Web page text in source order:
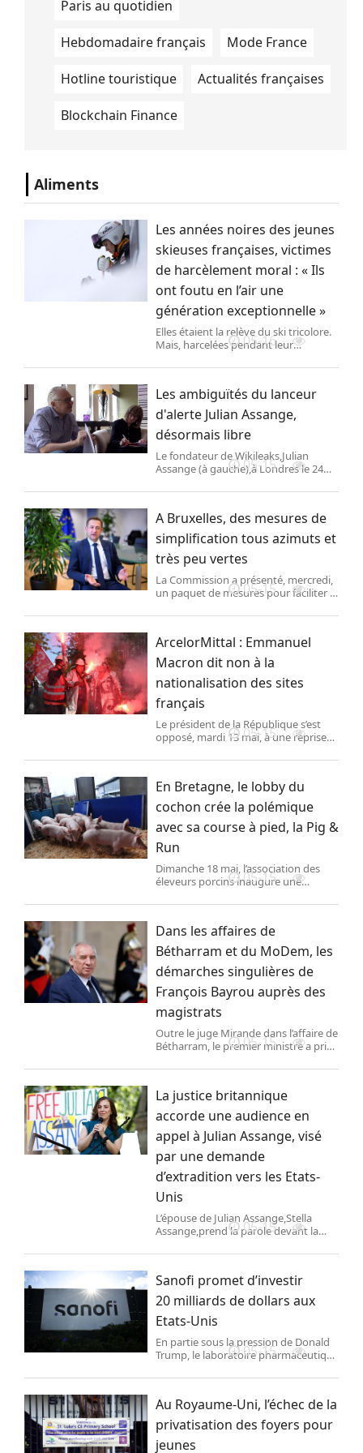
Paris au quotidien
Hebdomadaire français Mode France
Hotline touristique Actualités françaises
Blockchain Finance
Aliments
Les années noires des jeunes
skieuses françaises, victimes
de harcèlement moral : « Ils
ont foutu en l’air une
génération exceptionnelle »
Elles étaient la relève du ski tricolore.
Mais, harcelées pendant leur
Fédération française de ski étaient
carrières entravées, voire détruites.
05-16
Les ambiguïtés du lanceur
d'alerte Julian Assange,
désormais libre
Le fondateur de Wikileaks,Julian
Assange (à gauche),à Londres le 24
Assange,détenu au Royaume-Uni,est
pour avoir révélé d
05-15
A Bruxelles, des mesures de
simplification tous azimuts et
très peu vertes
La Commission a présenté, mercredi,
un paquet de mesures pour faciliter la
notamment de supprimer le lien qui
commune et le pacte vert.
05-15
ArcelorMittal : Emmanuel
Macron dit non à la
nationalisation des sites
français
Le président de la République s’est
opposé, mardi 13 mai, à une reprise
français, réclamée par les partis de
l’annonce d’un plan de suppression de
postes dans l’Hexagone. Pour lui, la
réponse à la crise industrielle de l’acier
doit être européenne.
05-15
En Bretagne, le lobby du
cochon crée la polémique
avec sa course à pied, la Pig &
Run
Dimanche 18 mai, l’association des
éleveurs porcins inaugure une
Une pétition appelle au boycott de
critiquée de l’élevage industriel.
05-15
Dans les affaires de
Bétharram et du MoDem, les
démarches singulières de
François Bayrou auprès des
magistrats
Outre le juge Mirande dans l’affaire de
Bétharram, le premier ministre a pris
d’instruction, celle chargée de l’affaire
son parti, dans laquelle il était mis en
cause. Celle-ci a consigné son appel
dans le dossier d’instruction.
05-15
La justice britannique
accorde une audience en
appel à Julian Assange, visé
par une demande
d’extradition vers les Etats-
Unis
L’épouse de Julian Assange,Stella
Assange,prend la parole devant la
après l\'annonce du tribunal
05-15
Sanofi promet d’investir
20 milliards de dollars aux
Etats-Unis
En partie sous la pression de Donald
Trump, le laboratoire pharmaceutique
vouloir investir 20 milliards de dollars
prochaines années.
05-15
Au Royaume-Uni, l’échec de la
privatisation des foyers pour
jeunes